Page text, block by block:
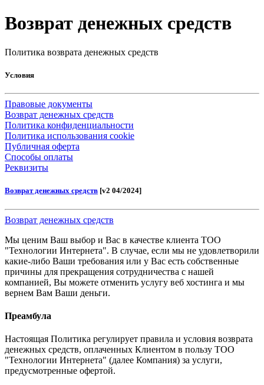
Возврат денежных средств
Политика возврата денежных средств
Условия
Правовые документы
Возврат денежных средств
Политика конфиденциальности
Политика использования cookie
Публичная оферта
Способы оплаты
Реквизиты
Возврат денежных средств [v2 04/2024]
Возврат денежных средств
Мы ценим Ваш выбор и Вас в качестве клиента ТОО
"Технологии Интернета". В случае, если мы не удовлетворили
какие-либо Ваши требования или у Вас есть собственные
причины для прекращения сотрудничества с нашей
компанией, Вы можете отменить услугу веб хостинга и мы
вернем Вам Ваши деньги.
Преамбула
Настоящая Политика регулирует правила и условия возврата
денежных средств, оплаченных Клиентом в пользу ТОО
"Технологии Интернета" (далее Компания) за услуги,
предусмотренные офертой.